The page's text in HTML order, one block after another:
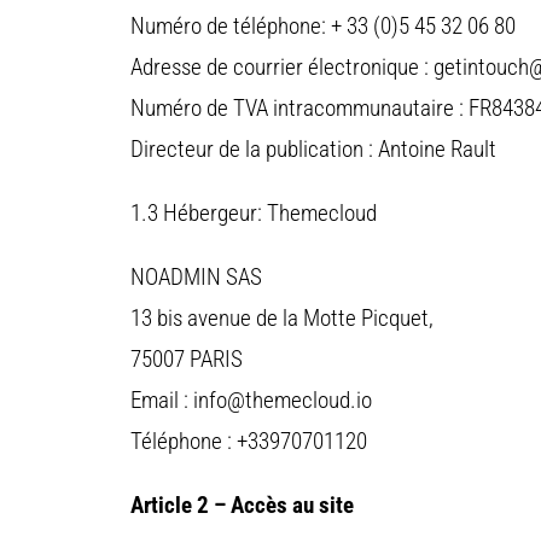
Numéro de téléphone: + 33 (0)5 45 32 06 80
Adresse de courrier électronique :
Numéro de TVA intracommunautaire :
Directeur de la publication : Antoine Rault
1.3 Hébergeur: Themecloud
NOADMIN SAS
13 bis avenue de la Motte Picquet,
75007 PARIS
Email : info@themecloud.io
Téléphone : +33970701120
Article 2 – Accès au site